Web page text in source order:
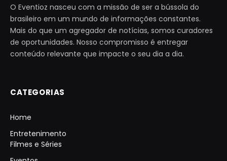
O Eventioz nasceu com a missão de ser a bússola do
brasileiro em um mundo de informações constantes.
Mais do que um agregador de notícias, somos curadores
de oportunidades. Nosso compromisso é entregar
conteúdo relevante que impacte o seu dia a dia.
CATEGORIAS
Home
Entretenimento
Filmes e Séries